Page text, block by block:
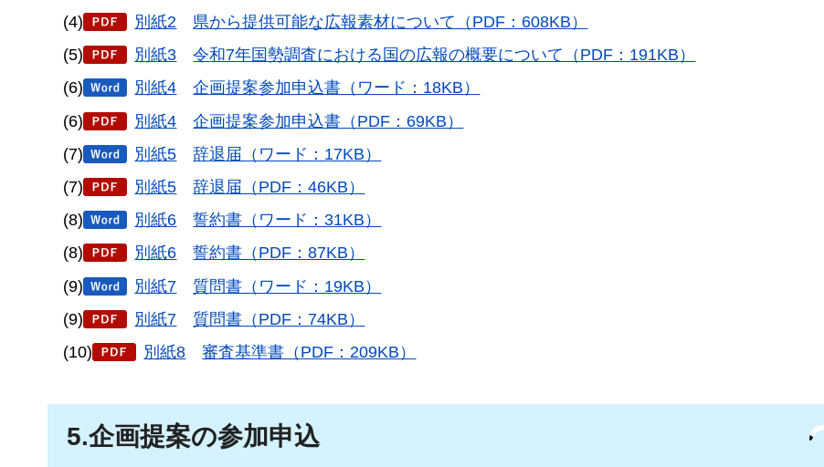
(4)
別紙2 県から提供可能な広報素材について（PDF：608KB）
(5)
別紙3 令和7年国勢調査における国の広報の概要について（PDF：191KB）
(6)
別紙4 企画提案参加申込書（ワード：18KB）
(6)
別紙4 企画提案参加申込書（PDF：69KB）
(7)
別紙5 辞退届（ワード：17KB）
(7)
別紙5 辞退届（PDF：46KB）
(8)
別紙6 誓約書（ワード：31KB）
(8)
別紙6 誓約書（PDF：87KB）
(9)
別紙7 質問書（ワード：19KB）
(9)
別紙7 質問書（PDF：74KB）
(10)
別紙8 審査基準書（PDF：209KB）
5.企画提案の参加申込